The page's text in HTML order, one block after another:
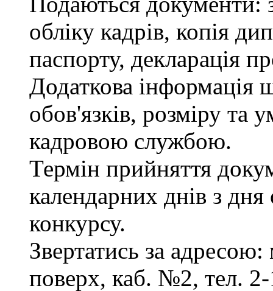
обліку кадрів, копія
паспорту, декларація
Додаткова інформація
обов'язків, розміру та
кадровою службою.
Термін прийняття
календарних днів з
конкурсу.
Звертатись за
поверх, каб. №2, тел.